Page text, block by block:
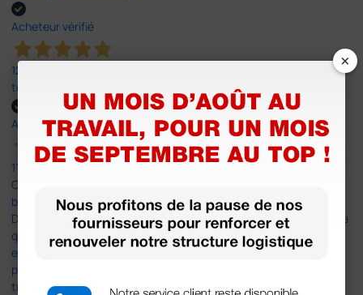
Acheteur vérifié
12 Mar 2025
tout a été parfait
Acheteur vérifié
11 Mar 2025
C'était un premier achat, simple (juste 3 feutres) et tout s'est
bien passé sauf la livraison (mais ce n'est pas la faute de
Doctorshop), car le livreur a laissé mon colis à un commerçant, ce
qu'il ne doit pas faire, et en plus, sans m'indiquer le commerçant
en question. Du coup j'ai dû me rendre dans divers commerces
pour retrouver mon colis. Ne prenez plus UPS comme
transporteur!
×